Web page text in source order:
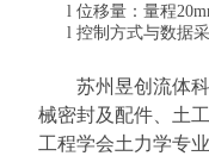
l 位移量： 量程20
l 控制方式与数据
苏州昱创流体科
械密封及配件、土
工程学会土力学专